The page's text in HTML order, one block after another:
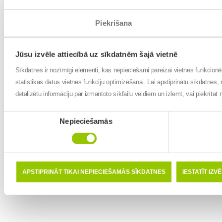
Piekrišana
Jūsu izvēle attiecībā uz sīkdatnēm šajā vietnē
Sīkdatnes ir nozīmīgi elementi, kas nepieciešami pareizai vietnes
statistikas datus vietnes funkciju optimizēšanai. Lai apstiprinātu
detalizētu informāciju par izmantoto sīkfailu veidiem un izlemt, vai
Nepieciešamās
APSTIPRINĀT TIKAI NEPIECIEŠAMĀS SĪKDATNES IESTATĪT